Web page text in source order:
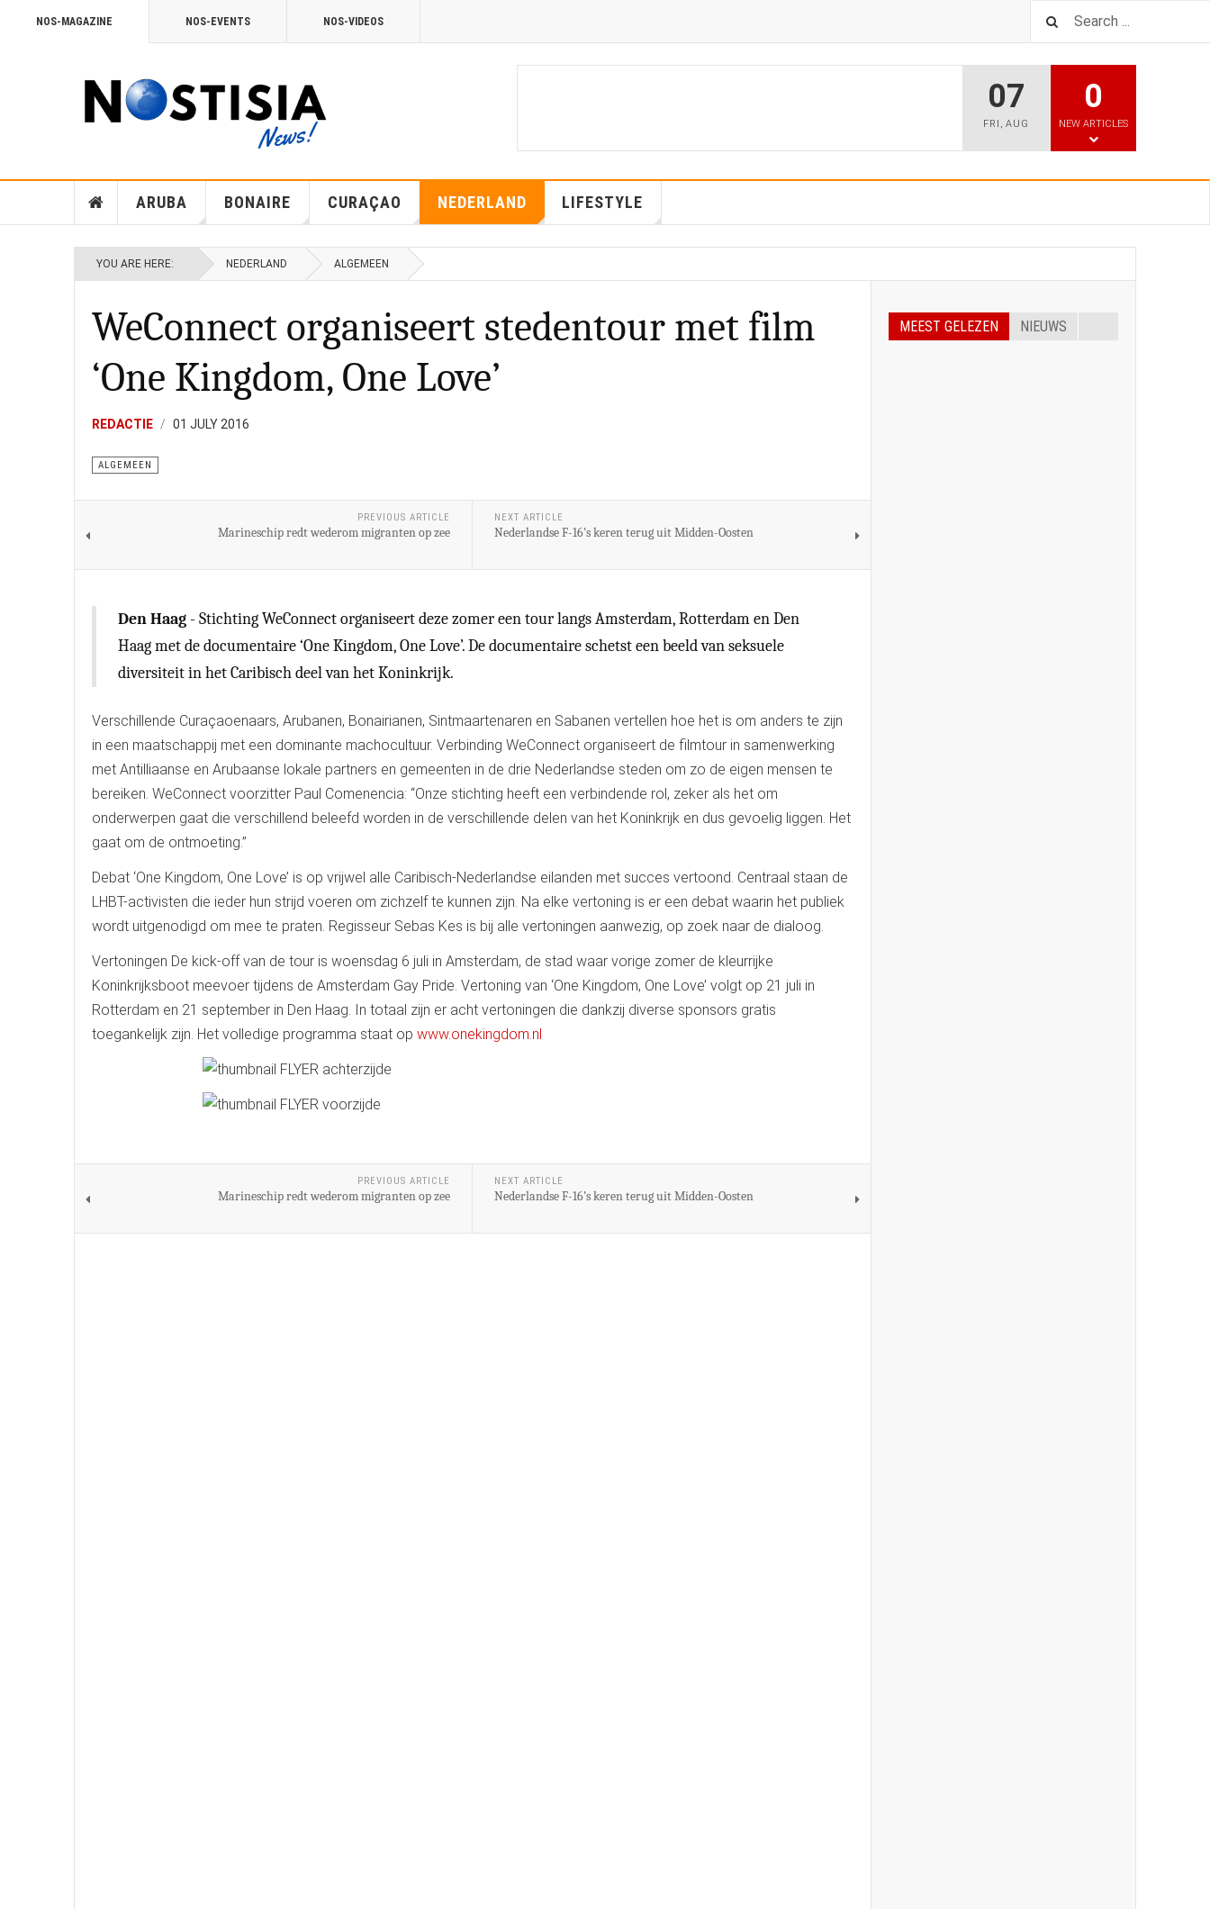
NOS-MAGAZINE NOS-EVENTS NOS-VIDEOS
07
FRI ,AUG
0
NEW ARTICLES
ARUBA BONAIRE CURAÇAO NEDERLAND LIFESTYLE
YOU ARE HERE: NEDERLAND ALGEMEEN
WeConnect organiseert stedentour met film
‘One Kingdom, One Love’
REDACTIE 01 JULY 2016
ALGEMEEN
PREVIOUS ARTICLE
Marineschip redt wederom migranten op zee
NEXT ARTICLE
Nederlandse F-16’s keren terug uit Midden-Oosten
Den Haag - Stichting WeConnect organiseert deze zomer een tour langs Amsterdam, Rotterdam en Den
Haag met de documentaire ‘One Kingdom, One Love’. De documentaire schetst een beeld van seksuele
diversiteit in het Caribisch deel van het Koninkrijk.
Verschillende Curaçaoenaars, Arubanen, Bonairianen, Sintmaartenaren en Sabanen vertellen hoe het is om anders te zijn
in een maatschappij met een dominante machocultuur. Verbinding WeConnect organiseert de filmtour in samenwerking
met Antilliaanse en Arubaanse lokale partners en gemeenten in de drie Nederlandse steden om zo de eigen mensen te
bereiken. WeConnect voorzitter Paul Comenencia: “Onze stichting heeft een verbindende rol, zeker als het om
onderwerpen gaat die verschillend beleefd worden in de verschillende delen van het Koninkrijk en dus gevoelig liggen. Het
gaat om de ontmoeting.”
Debat ‘One Kingdom, One Love’ is op vrijwel alle Caribisch-Nederlandse eilanden met succes vertoond. Centraal staan de
LHBT-activisten die ieder hun strijd voeren om zichzelf te kunnen zijn. Na elke vertoning is er een debat waarin het publiek
wordt uitgenodigd om mee te praten. Regisseur Sebas Kes is bij alle vertoningen aanwezig, op zoek naar de dialoog.
Vertoningen De kick-off van de tour is woensdag 6 juli in Amsterdam, de stad waar vorige zomer de kleurrijke
Koninkrijksboot meevoer tijdens de Amsterdam Gay Pride. Vertoning van ‘One Kingdom, One Love’ volgt op 21 juli in
Rotterdam en 21 september in Den Haag. In totaal zijn er acht vertoningen die dankzij diverse sponsors gratis
toegankelijk zijn. Het volledige programma staat op www.onekingdom.nl
PREVIOUS ARTICLE
Marineschip redt wederom migranten op zee
NEXT ARTICLE
Nederlandse F-16’s keren terug uit Midden-Oosten
MEEST GELEZEN NIEUWS